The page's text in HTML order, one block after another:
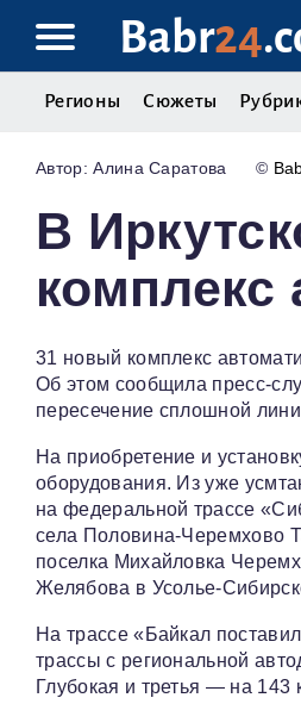
Babr24
Регионы Сюжеты
Алина Саратова ©
В
комплекс
31 новый комплекс
Об этом сообщила пресс-
пересечение сплошной
На приобретение и
оборудования. Из уже
на федеральной трассе
села Половина-Черемхово
поселка Михайловка
Желябова в Усолье-
На трассе «Байкал
трассы с региональной
Глубокая и третья — на